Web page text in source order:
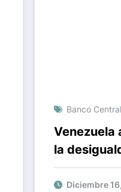
Banco
Venezuela
la
Diciembre